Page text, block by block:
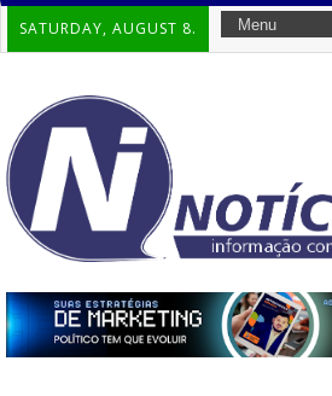
SATURDAY, AUGUST 8.